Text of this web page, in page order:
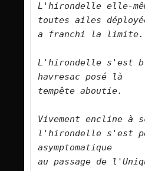
L'hirondelle elle-
toutes ailes
a franchi la
L'hirondelle
havresac posé là
tempête
Vivement encline
l'hirondelle s'est
asymptomatique
au passage de